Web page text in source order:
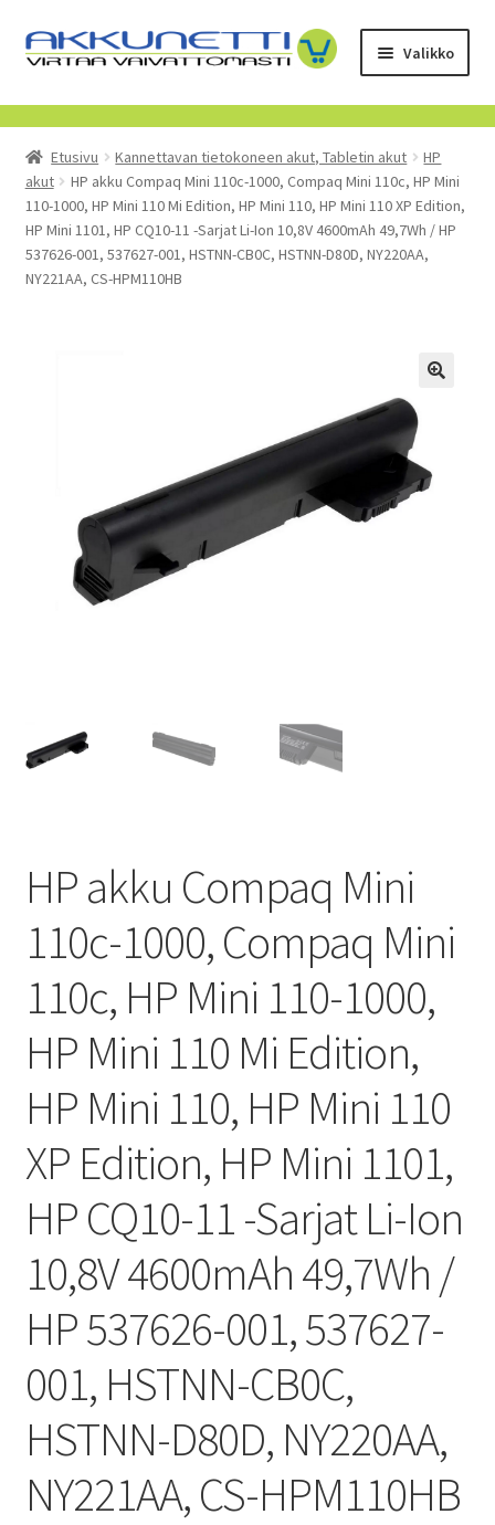
Siirry
navigointiin
Siirry
sisältöön
Valikko
Kauppa
Tietoa meistä
Yrityksille
Toimitusehdot
Etusivu Kannettavan tietokoneen akut, Tabletin akut
HP
akut
HP akku Compaq Mini 110c-1000, Compaq Mini 110c, HP Mini
110-1000, HP Mini 110 Mi Edition, HP Mini 110, HP Mini 110 XP Edition,
HP Mini 1101, HP CQ10-11 -Sarjat Li-Ion 10,8V 4600mAh 49,7Wh / HP
537626-001, 537627-001, HSTNN-CB0C, HSTNN-D80D, NY220AA,
NY221AA, CS-HPM110HB
HP akku Compaq Mini
110c-1000, Compaq Mini
110c, HP Mini 110-1000,
HP Mini 110 Mi Edition,
HP Mini 110, HP Mini 110
XP Edition, HP Mini 1101,
HP CQ10-11 -Sarjat Li-Ion
10,8V 4600mAh 49,7Wh /
HP 537626-001, 537627-
001, HSTNN-CB0C,
HSTNN-D80D, NY220AA,
NY221AA, CS-HPM110HB